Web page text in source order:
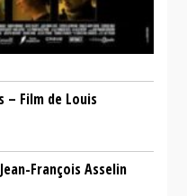
– Film de Louis
François Asselin